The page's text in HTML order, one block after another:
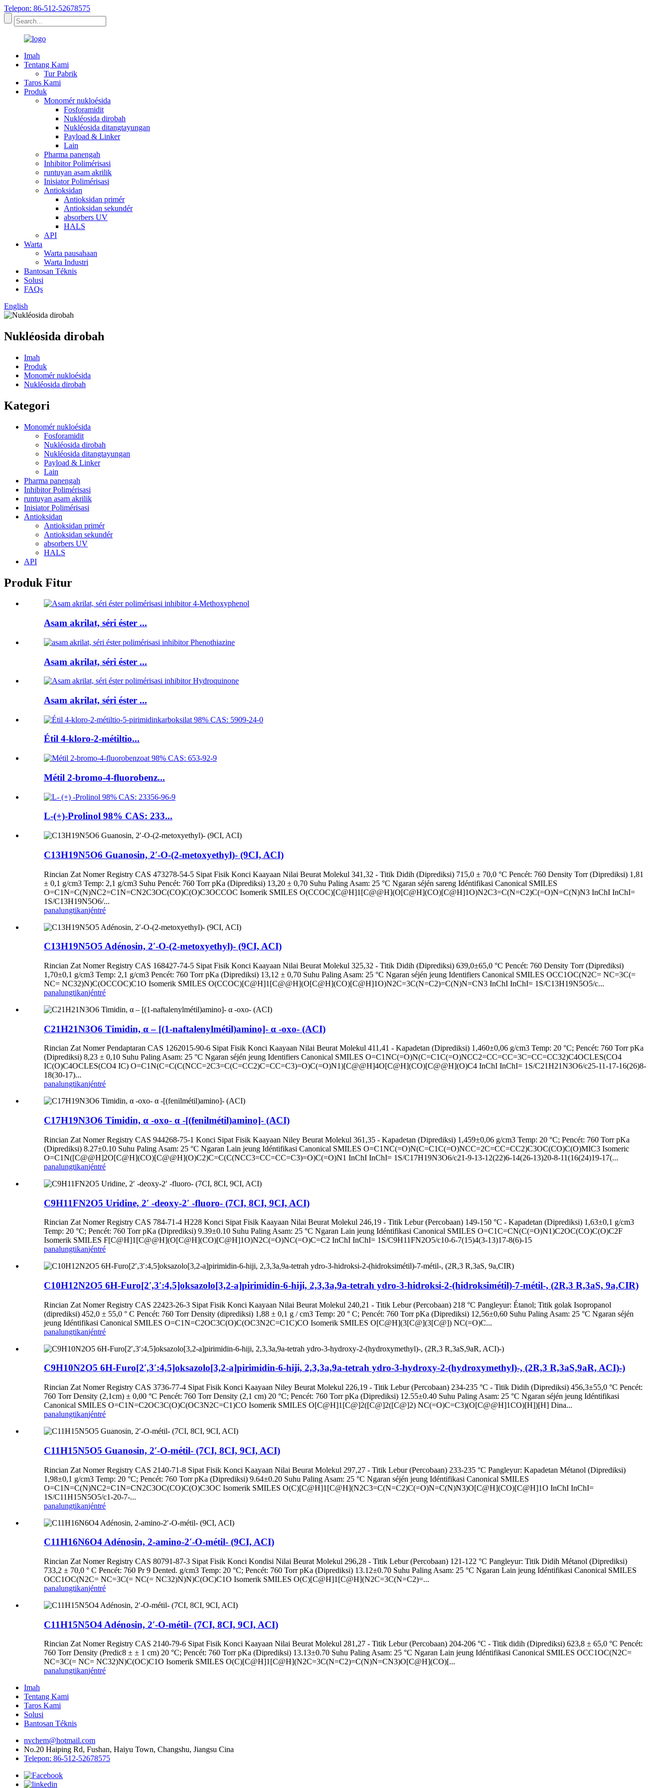
Telepon: 86-512-52678575
Imah
Tentang Kami
Tur Pabrik
Taros Kami
Produk
Monomér nukloésida
Fosforamidit
Nukléosida dirobah
Nukléosida ditangtayungan
Payload & Linker
Lain
Pharma panengah
Inhibitor Polimérisasi
runtuyan asam akrilik
Inisiator Polimérisasi
Antioksidan
Antioksidan primér
Antioksidan sekundér
absorbers UV
HALS
API
Warta
Warta pausahaan
Warta Industri
Bantosan Téknis
Solusi
FAQs
English
Nukléosida dirobah
Imah
Produk
Monomér nukloésida
Nukléosida dirobah
Kategori
Monomér nukloésida
Fosforamidit
Nukléosida dirobah
Nukléosida ditangtayungan
Payload & Linker
Lain
Pharma panengah
Inhibitor Polimérisasi
runtuyan asam akrilik
Inisiator Polimérisasi
Antioksidan
Antioksidan primér
Antioksidan sekundér
absorbers UV
HALS
API
Produk Fitur
Asam akrilat, séri éster ...
Asam akrilat, séri éster ...
Asam akrilat, séri éster ...
Étil 4-kloro-2-métiltio...
Métil 2-bromo-4-fluorobenz...
L-(+)-Prolinol 98% CAS: 233...
C13H19N5O6 Guanosin, 2′-O-(2-metoxyethyl)- (9CI, ACI)
Rincian Zat Nomer Registry CAS 473278-54-5 Sipat Fisik Konci Kaayaan Nilai Beurat Molekul 341,32 - Titik Didih (Diprediksi) 715,0 ± 70,0 °C Pencét: 760 Density Torr (Diprediksi) 1,81
± 0,1 g/cm3 Temp: 2,1 g/cm3 Suhu Pencét: 760 Torr pKa (Diprediksi) 13,20 ± 0,70 Suhu Paling Asam: 25 °C Ngaran séjén sareng Idéntifikasi Canonical SMILES
O=C1N=C(N)NC2=C1N=CN2C3OC(CO)C(O)C3OCCOC Isomerik SMILES O(CCOC)[C@H]1[C@@H](O[C@H](CO)[C@H]1O)N2C3=C(N=C2)C(=O)N=C(N)N3 InChI InChI=
1S/C13H19N5O6/...
panalungtikanjéntré
C13H19N5O5 Adénosin, 2′-O-(2-metoxyethyl)- (9CI, ACI)
Rincian Zat Nomer Registry CAS 168427-74-5 Sipat Fisik Konci Kaayaan Nilai Beurat Molekul 325,32 - Titik Didih (Diprediksi) 639,0±65,0 °C Pencét: 760 Density Torr (Diprediksi)
1,70±0,1 g/cm3 Temp: 2,1 g/cm3 Pencét: 760 Torr pKa (Diprediksi) 13,12 ± 0,70 Suhu Paling Asam: 25 °C Ngaran séjén jeung Identifiers Canonical SMILES OCC1OC(N2C= NC=3C(=
NC= NC32)N)C(OCCOC)C1O Isomerik SMILES O(CCOC)[C@H]1[C@@H](O[C@H](CO)[C@H]1O)N2C=3C(N=C2)=C(N)N=CN3 InChI InChI= 1S/C13H19N5O5/c...
panalungtikanjéntré
C21H21N3O6 Timidin, α – [(1-naftalenylmétil)amino]- α -oxo- (ACI)
Rincian Zat Nomer Pendaptaran CAS 1262015-90-6 Sipat Fisik Konci Kaayaan Nilai Beurat Molekul 411,41 - Kapadetan (Diprediksi) 1,460±0,06 g/cm3 Temp: 20 °C; Pencét: 760 Torr pKa
(Diprediksi) 8,23 ± 0,10 Suhu Paling Asam: 25 °C Ngaran séjén jeung Identifiers Canonical SMILES O=C1NC(=O)N(C=C1C(=O)NCC2=CC=CC=3C=CC=CC32)C4OCLES(CO4
IC(O)C4OCLES(CO4 IC) O=C1N(C=C(C(NCC=2C3=C(C=CC2)C=CC=C3)=O)C(=O)N1)[C@@H]4O[C@H](CO)[C@@H](O)C4 InChI InChI= 1S/C21H21N3O6/c25-11-17-16(26)8-
18(30-17)...
panalungtikanjéntré
C17H19N3O6 Timidin, α -oxo- α -[(fenilmétil)amino]- (ACI)
Rincian Zat Nomer Registry CAS 944268-75-1 Konci Sipat Fisik Kaayaan Niley Beurat Molekul 361,35 - Kapadetan (Diprediksi) 1,459±0,06 g/cm3 Temp: 20 °C; Pencét: 760 Torr pKa
(Diprediksi) 8.27±0.10 Suhu Paling Asam: 25 °C Ngaran Lain jeung Idéntifikasi Canonical SMILES O=C1NC(=O)N(C=C1C(=O)NCC=2C=CC=CC2)C3OC(CO)C(O)MIC3 Isomeric
O=C1N([C@@H]2O[C@H](CO)[C@@H](O)C2)C=C(C(NCC3=CC=CC=C3)=O)C(=O)N1 InChI InChI= 1S/C17H19N3O6/c21-9-13-12(22)6-14(26-13)20-8-11(16(24)19-17(...
panalungtikanjéntré
C9H11FN2O5 Uridine, 2′ -deoxy-2′ -fluoro- (7CI, 8CI, 9CI, ACI)
Rincian Zat Nomer Registry CAS 784-71-4 H228 Konci Sipat Fisik Kaayaan Nilai Beurat Molekul 246,19 - Titik Lebur (Percobaan) 149-150 °C - Kapadetan (Diprediksi) 1,63±0,1 g/cm3
Temp: 20 °C; Pencét: 760 Torr pKa (Diprediksi) 9.39±0.10 Suhu Paling Asam: 25 °C Ngaran Lain jeung Idéntifikasi Canonical SMILES O=C1C=CN(C(=O)N1)C2OC(CO)C(O)C2F
Isomerik SMILES F[C@H]1[C@@H](O[C@H](CO)[C@H]1O)N2C(=O)NC(=O)C=C2 InChI InChI= 1S/C9H11FN2O5/c10-6-7(15)4(3-13)17-8(6)-15
panalungtikanjéntré
C10H12N2O5 6H-Furo[2′,3′:4,5]oksazolo[3,2-a]pirimidin-6-hiji, 2,3,3a,9a-tetrah ydro-3-hidroksi-2-(hidroksimétil)-7-métil-, (2R,3 R,3aS, 9a,CIR)
Rincian Zat Nomer Registry CAS 22423-26-3 Sipat Fisik Konci Kaayaan Nilai Beurat Molekul 240,21 - Titik Lebur (Percobaan) 218 ​​°C Pangleyur: Étanol; Titik golak Isopropanol
(diprediksi) 452,0 ± 55,0 ° C Pencét: 760 Torr Density (diprediksi) 1,88 ± 0,1 g / cm3 Temp: 20 ° C; Pencét: 760 Torr pKa (Diprediksi) 12,56±0,60 Suhu Paling Asam: 25 °C Ngaran séjén
jeung Idéntifikasi Canonical SMILES O=C1N=C2OC3C(O)C(OC3N2C=C1C)CO Isomerik SMILES O[C@H](3[C@](3[C@]) NC(=O)C...
panalungtikanjéntré
C9H10N2O5 6H-Furo[2′,3′:4,5]oksazolo[3,2-a]pirimidin-6-hiji, 2,3,3a,9a-tetrah ydro-3-hydroxy-2-(hydroxymethyl)-, (2R,3 R,3aS,9aR, ACI)-)
Rincian Zat Nomer Registry CAS 3736-77-4 Sipat Fisik Konci Kaayaan Niley Beurat Molekul 226,19 - Titik Lebur (Percobaan) 234-235 °C - Titik Didih (Diprediksi) 456,3±55,0 °C Pencét:
760 Torr Density (2,1cm) ± 0,00 °C Pencét: 760 Torr Density (2,1 cm) 20 °C; Pencét: 760 Torr pKa (Diprediksi) 12.55±0.40 Suhu Paling Asam: 25 °C Ngaran séjén jeung Idéntifikasi
Canonical SMILES O=C1N=C2OC3C(O)C(OC3N2C=C1)CO Isomerik SMILES O[C@H]1[C@]2([C@]2([C@]2) NC(=O)C=C3)(O[C@@H]1CO)[H])[H] Dina...
panalungtikanjéntré
C11H15N5O5 Guanosin, 2′-O-métil- (7CI, 8CI, 9CI, ACI)
Rincian Zat Nomer Registry CAS 2140-71-8 Sipat Fisik Konci Kaayaan Nilai Beurat Molekul 297,27 - Titik Lebur (Percobaan) 233-235 °C Pangleyur: Kapadetan Métanol (Diprediksi)
1,98±0,1 g/cm3 Temp: 20 °C; Pencét: 760 Torr pKa (Diprediksi) 9.64±0.20 Suhu Paling Asam: 25 °C Ngaran séjén jeung Idéntifikasi Canonical SMILES
O=C1N=C(N)NC2=C1N=CN2C3OC(CO)C(O)C3OC Isomerik SMILES O(C)[C@H]1[C@H](N2C3=C(N=C2)C(=O)N=C(N)N3)O[C@H](CO)[C@H]1O InChI InChI=
1S/C11H15N5O5/c1-20-7-...
panalungtikanjéntré
C11H16N6O4 Adénosin, 2-amino-2′-O-métil- (9CI, ACI)
Rincian Zat Nomer Registry CAS 80791-87-3 Sipat Fisik Konci Kondisi Nilai Beurat Molekul 296,28 - Titik Lebur (Percobaan) 121-122 °C Pangleyur: Titik Didih Métanol (Diprediksi)
733,2 ± 70,0 ° C Pencét: 760 Pr 9 Dented. g/cm3 Temp: 20 °C; Pencét: 760 Torr pKa (Diprediksi) 13.12±0.70 Suhu Paling Asam: 25 °C Ngaran Lain jeung Idéntifikasi Canonical SMILES
OCC1OC(N2C= NC=3C(= NC(= NC32)N)N)C(OC)C1O Isomerik SMILES O(C)[C@H]1[C@H](N2C=3C(N=C2)=...
panalungtikanjéntré
C11H15N5O4 Adénosin, 2′-O-métil- (7CI, 8CI, 9CI, ACI)
Rincian Zat Nomer Registry CAS 2140-79-6 Sipat Fisik Konci Kaayaan Nilai Beurat Molekul 281,27 - Titik Lebur (Percobaan) 204-206 °C - Titik didih (Diprediksi) 623,8 ± 65,0 °C Pencét:
760 Torr Density (Predic8 ± ± 1 cm) 20 °C; Pencét: 760 Torr pKa (Diprediksi) 13.13±0.70 Suhu Paling Asam: 25 °C Ngaran Lain jeung Idéntifikasi Canonical SMILES OCC1OC(N2C=
NC=3C(= NC= NC32)N)C(OC)C1O Isomerik SMILES O(C)[C@H]1[C@H](N2C=3C(N=C2)=C(N)N=CN3)O[C@H](CO)[...
panalungtikanjéntré
Imah
Tentang Kami
Taros Kami
Solusi
Bantosan Téknis
nvchem@hotmail.com
No.20 Haiping Rd, Fushan, Haiyu Town, Changshu, Jiangsu Cina
Telepon: 86-512-52678575